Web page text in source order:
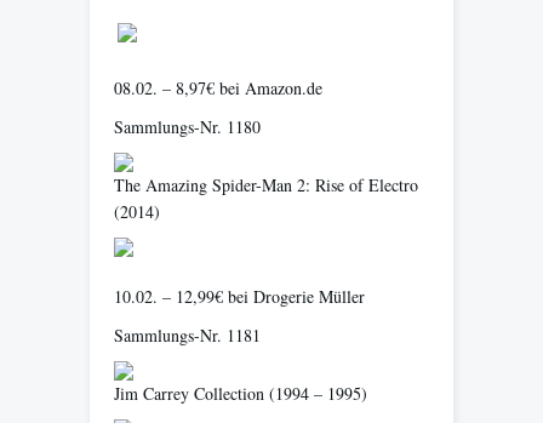
08.02. – 8,97€ bei Amazon.de
Sammlungs-Nr. 1180
The Amazing Spider-Man 2: Rise of Electro
(2014)
10.02. – 12,99€ bei Drogerie Müller
Sammlungs-Nr. 1181
Jim Carrey Collection (1994 – 1995)